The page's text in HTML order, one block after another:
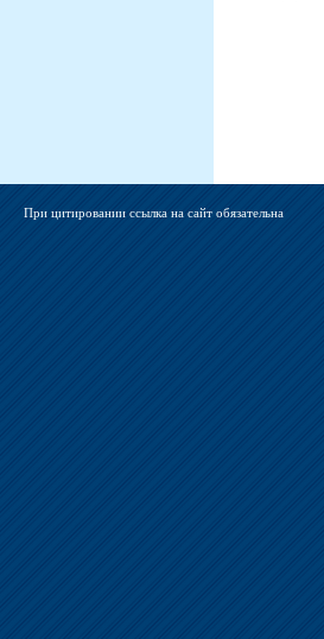
При цитировании ссылка на сайт обязательна